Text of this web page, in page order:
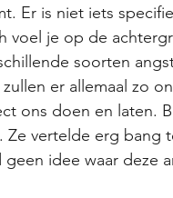
Er is niet iets
voel je op de
soorten
er allemaal zo
ons doen en laten.
Ze vertelde erg bang
geen idee waar deze